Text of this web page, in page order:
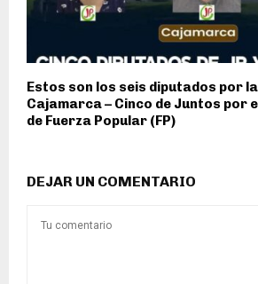
Estos son los seis diputados por
Cajamarca – Cinco de Juntos por
de Fuerza Popular (FP)
DEJAR UN COMENTARIO